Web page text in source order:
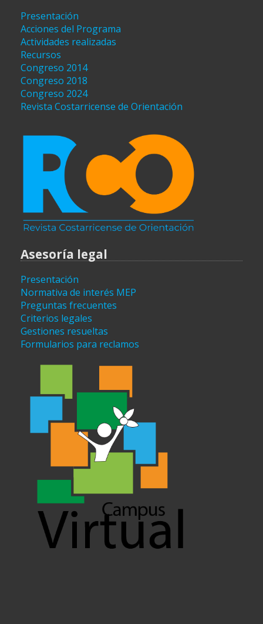
Presentación
Acciones del Programa
Actividades realizadas
Recursos
Congreso 2014
Congreso 2018
Congreso 2024
Revista Costarricense de Orientación
Asesoría legal
Presentación
Normativa de interés MEP
Preguntas frecuentes
Criterios legales
Gestiones resueltas
Formularios para reclamos